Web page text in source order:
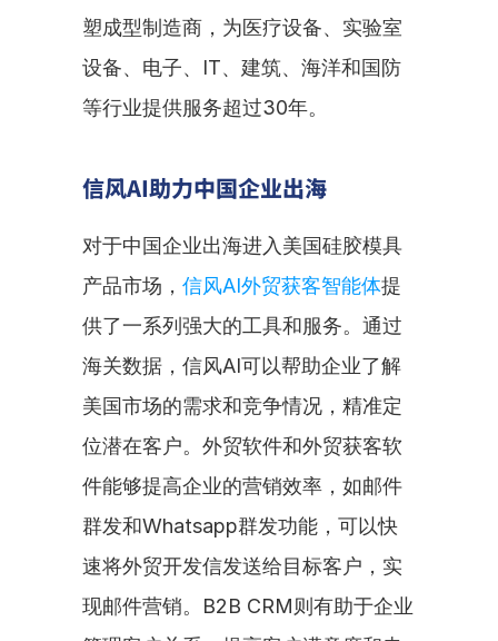
塑成型制造商，为医疗设备、实验室
设备、电子、IT、建筑、海洋和国防
等行业提供服务超过30年。
信风AI助力中国企业出海
对于中国企业出海进入美国硅胶模具
产品市场， 信风AI外贸获客智能体提
供了一系列强大的工具和服务。通过
海关数据，信风AI可以帮助企业了解
美国市场的需求和竞争情况，精准定
位潜在客户。外贸软件和外贸获客软
件能够提高企业的营销效率，如邮件
群发和Whatsapp群发功能，可以快
速将外贸开发信发送给目标客户，实
现邮件营销。B2B CRM则有助于企业